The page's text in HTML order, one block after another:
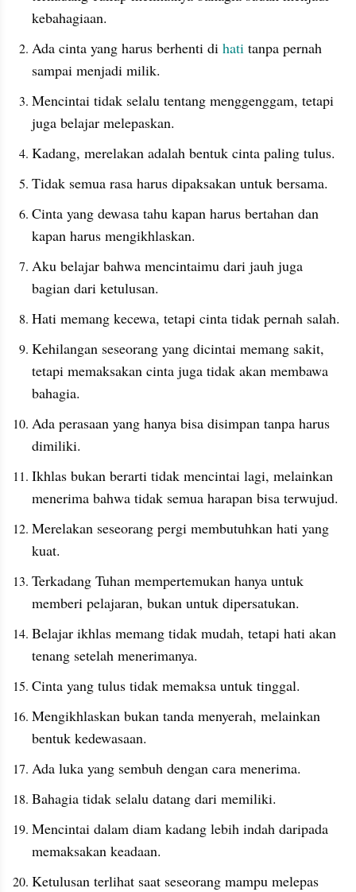
kebahagiaan.
Ada cinta yang harus berhenti di hati tanpa pernah
sampai menjadi milik.
Mencintai tidak selalu tentang menggenggam, tetapi
juga belajar melepaskan.
Kadang, merelakan adalah bentuk cinta paling tulus.
Tidak semua rasa harus dipaksakan untuk bersama.
Cinta yang dewasa tahu kapan harus bertahan dan
kapan harus mengikhlaskan.
Aku belajar bahwa mencintaimu dari jauh juga
bagian dari ketulusan.
Hati memang kecewa, tetapi cinta tidak pernah salah.
Kehilangan seseorang yang dicintai memang sakit,
tetapi memaksakan cinta juga tidak akan membawa
bahagia.
Ada perasaan yang hanya bisa disimpan tanpa harus
dimiliki.
Ikhlas bukan berarti tidak mencintai lagi, melainkan
menerima bahwa tidak semua harapan bisa terwujud.
Merelakan seseorang pergi membutuhkan hati yang
kuat.
Terkadang Tuhan mempertemukan hanya untuk
memberi pelajaran, bukan untuk dipersatukan.
Belajar ikhlas memang tidak mudah, tetapi hati akan
tenang setelah menerimanya.
Cinta yang tulus tidak memaksa untuk tinggal.
Mengikhlaskan bukan tanda menyerah, melainkan
bentuk kedewasaan.
Ada luka yang sembuh dengan cara menerima.
Bahagia tidak selalu datang dari memiliki.
Mencintai dalam diam kadang lebih indah daripada
memaksakan keadaan.
Ketulusan terlihat saat seseorang mampu melepas